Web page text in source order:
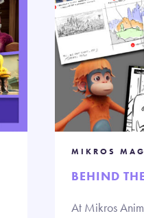
MIKROS
BEHIND
At Mikros